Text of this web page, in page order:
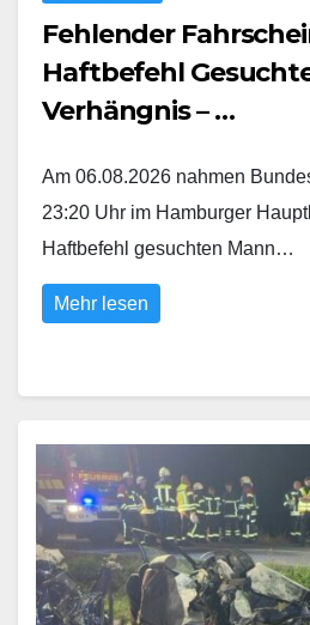
Fehlender
Haftbefehl
Verhängnis – …
Am 06.08.2026 nahmen
23:20 Uhr im Hamburger
Haftbefehl gesuchten Mann…
Mehr lesen